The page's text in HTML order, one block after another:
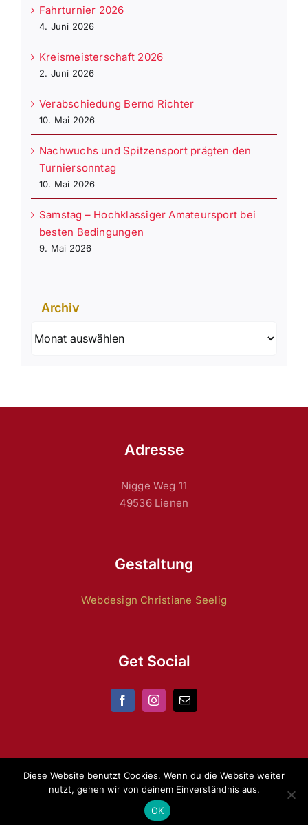
Fahrturnier 2026
4. Juni 2026
Kreismeisterschaft 2026
2. Juni 2026
Verabschiedung Bernd Richter
10. Mai 2026
Nachwuchs und Spitzensport prägten den
Turniersonntag
10. Mai 2026
Samstag – Hochklassiger Amateursport bei
besten Bedingungen
9. Mai 2026
Archiv
Adresse
Nigge Weg 11
49536 Lienen
Gestaltung
Webdesign Christiane Seelig
Get Social
ZRFV Lienen |
Diese Website benutzt Cookies. Wenn du die Website weiter
nutzt, gehen wir von deinem Einverständnis aus.
OK